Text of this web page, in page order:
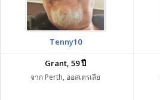
Tenny10
Grant, 59 ปี
จาก Perth, ออสเตรเลีย